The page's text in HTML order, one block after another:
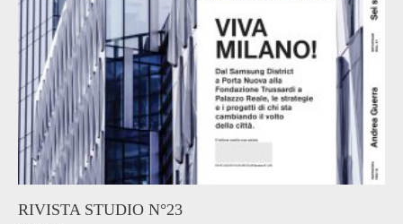
RIVISTA STUDIO N°23